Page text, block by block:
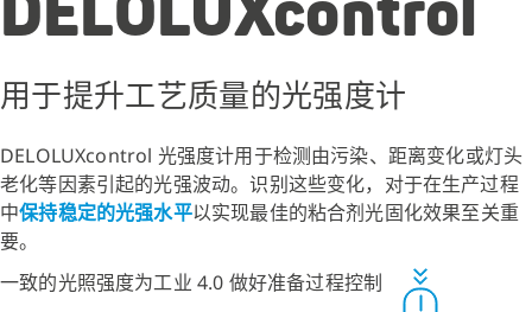
用于提升工艺质量的光强度计
DELOLUXcontrol 光强度计用于检测由污染、距离变化或灯头
老化等因素引起的光强波动。识别这些变化，对于在生产过程
中保持稳定的光强水平以实现最佳的粘合剂光固化效果至关重
要。
一致的光照强度为工业 4.0 做好准备过程控制